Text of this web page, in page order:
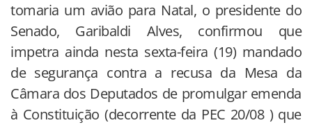
tomaria um avião para Natal, o presidente do
Senado, Garibaldi Alves, confirmou que
impetra ainda nesta sexta-feira (19) mandado
de segurança contra a recusa da Mesa da
Câmara dos Deputados de promulgar emenda
à Constituição (decorrente da PEC 20/08 ) que